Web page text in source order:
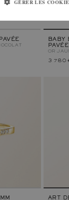
BABY
PAVÉE
OR
3 780
ART
GÉRER LES